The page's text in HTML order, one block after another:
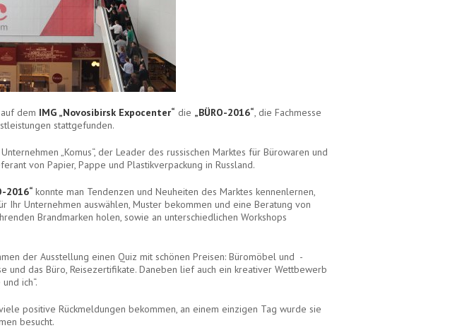
dem IMG „Novosibirsk Expocenter“ die „BÜRO-2016“, die Fachmesse
stattgefunden.
„Komus“, der Leader des russischen Marktes für Bürowaren und
von Papier, Pappe und Plastikverpackung in Russland.
2016“ konnte man Tendenzen und Neuheiten des Marktes kennenlernen,
Ihr Unternehmen auswählen, Muster bekommen und eine Beratung von
Brandmarken holen, sowie an unterschiedlichen Workshops
der Ausstellung einen Quiz mit schönen Preisen: Büromöbel und -
und das Büro, Reisezertifikate. Daneben lief auch ein kreativer Wettbewerb
ich“.
positive Rückmeldungen bekommen, an einem einzigen Tag wurde sie
besucht.